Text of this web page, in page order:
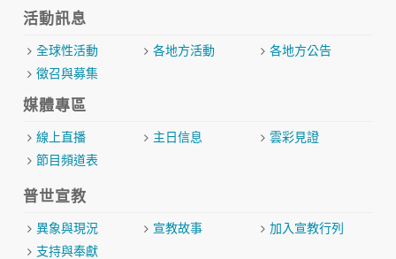
活動訊息
全球性活動 各地方活動
各地方公告
徵召與募集
媒體專區
線上直播 主日信息
雲彩見證
節目頻道表
普世宣教
異象與現況 宣教故事
加入宣教行列
支持與奉獻